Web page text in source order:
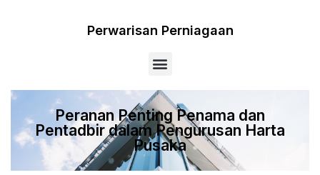
Perwarisan Perniagaan
Menu
Peranan Penting Penama dan
Pentadbir dalam Pengurusan Harta
Pusaka